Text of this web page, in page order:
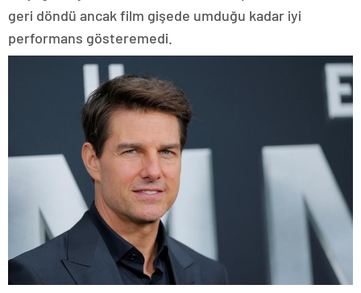
geri döndü ancak film gişede umduğu kadar iyi
performans gösteremedi.